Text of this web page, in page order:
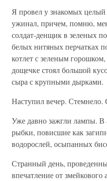
Я провел у знакомых целый
ужинал, причем, помню,
солдат-денщик в зеленых
белых нитяных перчатках
котлет с зеленым
дощечке стоял большой
сыра с крупными дырками.
Наступил вечер. Стемнело.
Уже давно зажгли лампы. В
рыбки, повисшие как
водорослей, осыпанных
Странный день,
впечатление от змейкового